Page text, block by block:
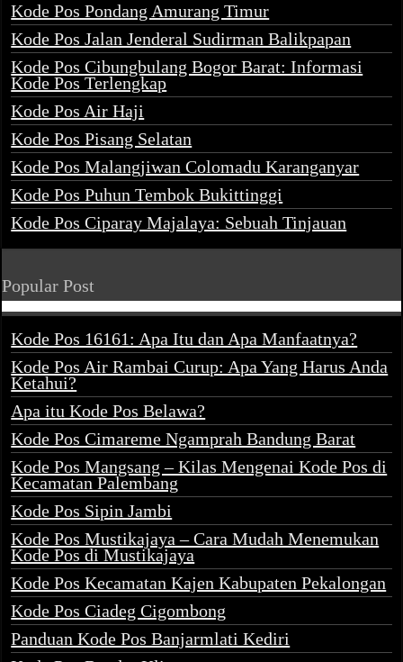
Kode Pos Pondang Amurang Timur
Kode Pos Jalan Jenderal Sudirman Balikpapan
Kode Pos Cibungbulang Bogor Barat: Informasi
Kode Pos Terlengkap
Kode Pos Air Haji
Kode Pos Pisang Selatan
Kode Pos Malangjiwan Colomadu Karanganyar
Kode Pos Puhun Tembok Bukittinggi
Kode Pos Ciparay Majalaya: Sebuah Tinjauan
Popular Post
Kode Pos 16161: Apa Itu dan Apa Manfaatnya?
Kode Pos Air Rambai Curup: Apa Yang Harus Anda
Ketahui?
Apa itu Kode Pos Belawa?
Kode Pos Cimareme Ngamprah Bandung Barat
Kode Pos Mangsang – Kilas Mengenai Kode Pos di
Kecamatan Palembang
Kode Pos Sipin Jambi
Kode Pos Mustikajaya – Cara Mudah Menemukan
Kode Pos di Mustikajaya
Kode Pos Kecamatan Kajen Kabupaten Pekalongan
Kode Pos Ciadeg Cigombong
Panduan Kode Pos Banjarmlati Kediri